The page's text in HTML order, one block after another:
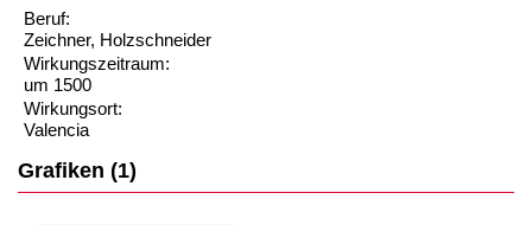
Beruf:
Zeichner, Holzschneider
Wirkungszeitraum:
um 1500
Wirkungsort:
Valencia
Grafiken (1)